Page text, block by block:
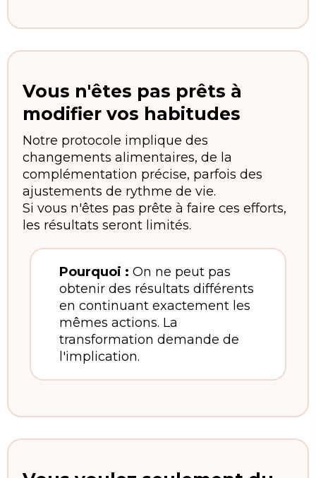
Vous n'êtes pas prêts à
modifier vos habitudes
Notre protocole implique des
changements alimentaires, de la
complémentation précise, parfois des
ajustements de rythme de vie.
Si vous n'êtes pas prête à faire ces efforts,
les résultats seront limités.
Pourquoi : On ne peut pas
obtenir des résultats différents
en continuant exactement les
mêmes actions. La
transformation demande de
l'implication.